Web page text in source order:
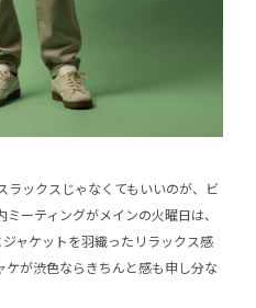
ラックスじゃなくてもいいのが、ビ
ーティングがメインの火曜日は、
ャケットを羽織ったリラックス感
が渋色ならきちんと感も申し分な